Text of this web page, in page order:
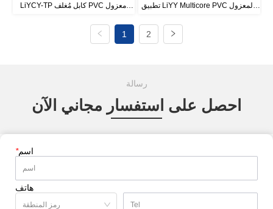
LiYCY-TP كابل مُغلف PVC معزول
تطبيق LiYY Multicore PVC المعزول
1 2
رسالة
احصل على استفسار مجاني الآن
*اسم
هاتف